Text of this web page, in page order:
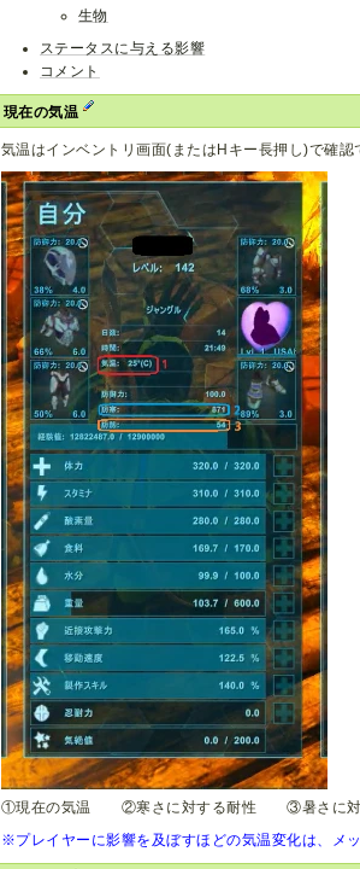
生物
ステータスに与える影響
コメント
現在の気温
気温はインベントリ画面(またはHキー長押し)で確認
①現在の気温 ②寒さに対する耐性 ③暑さに対
※プレイヤーに影響を及ぼすほどの気温変化は、メ